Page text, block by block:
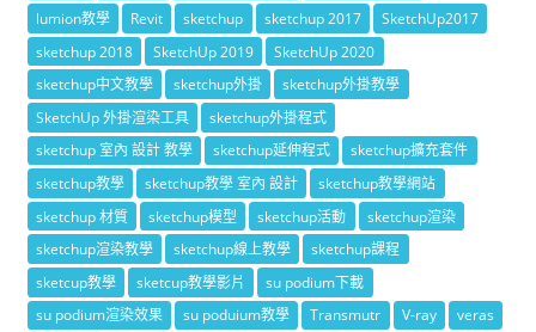
lumion教學
Revit sketchup sketchup 2017
SketchUp2017
sketchup 2018
SketchUp 2019
SketchUp 2020
sketchup中文教學
sketchup外掛
sketchup外掛教學
SketchUp 外掛渲染工具
sketchup外掛程式
sketchup 室內 設計 教學
sketchup延伸程式
sketchup擴充套件
sketchup教學
sketchup教學 室內 設計
sketchup教學網站
sketchup 材質
sketchup模型 sketchup活動
sketchup渲染
sketchup渲染教學
sketchup線上教學
sketchup課程
sketcup教學
sketcup教學影片
su podium下載
su podium渲染效果
su poduium教學 Transmutr V-ray
veras